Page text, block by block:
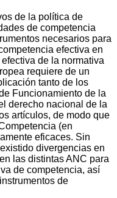
de la política de
de competencia
necesarios para
efectiva en
de la normativa
requiere de un
tanto de los
Funcionamiento de la
derecho nacional de la
artículos, de modo que
(en
eficaces. Sin
divergencias en
las distintas ANC para
de competencia, así
de